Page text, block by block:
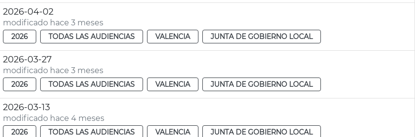
2026-04-02
modificado hace 3 meses
2026 TODAS LAS AUDIENCIAS VALENCIA JUNTA DE GOBIERNO LOCAL
2026-03-27
modificado hace 3 meses
2026 TODAS LAS AUDIENCIAS VALENCIA JUNTA DE GOBIERNO LOCAL
2026-03-13
modificado hace 4 meses
2026 TODAS LAS AUDIENCIAS VALENCIA JUNTA DE GOBIERNO LOCAL